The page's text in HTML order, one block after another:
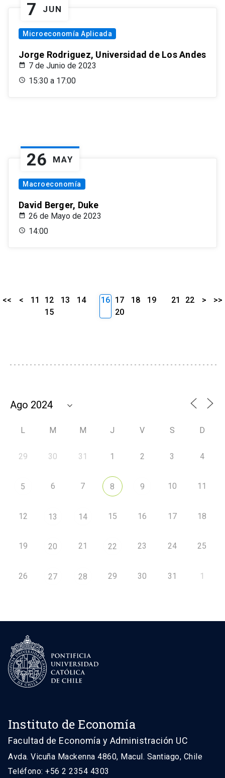
7 JUN
Microeconomía Aplicada
Jorge Rodriguez, Universidad de Los Andes
7 de Junio de 2023
15:30 a 17:00
26 MAY
Macroeconomía
David Berger, Duke
26 de Mayo de 2023
14:00
<< < 11 12 13
14
15
16 17 18
19
20
21 22 > >>
L M M J V S D
29 30 31 1 2 3 4
5 6 7 8 9 10 11
12 13 14 15 16 17 18
19 20 21 22 23 24 25
26 27 28 29 30 31 1
Instituto de Economía
Facultad de Economía y Administración UC
Avda. Vicuña Mackenna 4860, Macul. Santiago, Chile
Teléfono: +56 2 2354 4303